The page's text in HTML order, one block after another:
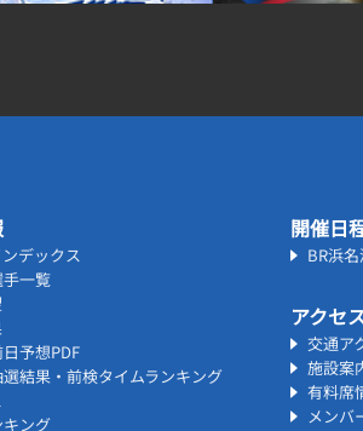
デックス
一覧
予想PDF
結果・前検タイムランキング
ング
開催日
BR浜
アクセ
交通ア
施設案
有料席
メンバ